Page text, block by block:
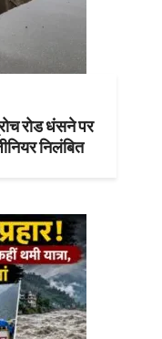
रोड धंसने पर
निलंबित